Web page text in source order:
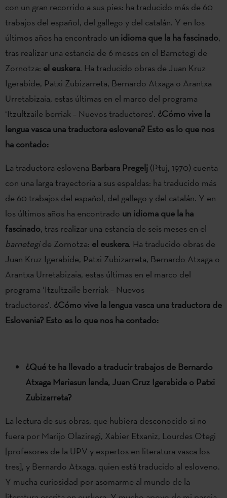
con un gran recorrido a sus pies: ha traducido más de 60
trabajos del español, del gallego y del catalán. Y en los
últimos años ha encontrado un idioma que la ha fascinado,
tras realizar una estancia de 6 meses en el Barnetegi de
Zornotza: el euskera. Ha traducido obras de Juan Kruz
Igerabide, Patxi Zubizarreta, Bernardo Atxaga o Arantxa
Urretabizaia, estas últimas en el marco del programa
‘Itzultzaile berriak – Nuevos traductores’. ¿Cómo vive la
lengua vasca una traductora eslovena? Esto es lo que nos
ha contado:
La traductora eslovena Barbara Pregelj (Ptuj, 1970) cuenta
con una larga trayectoria a sus espaldas: ha traducido más
de 60 trabajos del español, del gallego y del catalán. Y en
los últimos años ha encontrado un idioma que la ha
fascinado, tras realizar una estancia de seis meses en el
barnetegide Zornotza: el euskera. Ha traducido obras de
Juan Kruz Igerabide, Patxi Zubizarreta, Bernardo Atxaga o
Arantxa Urretabizaia, estas últimas en el marco del
programa ‘Itzultzaile berriak – Nuevos
traductores’. ¿Cómo vive la lengua vasca una traductora de
Eslovenia? Esto es lo que nos ha contado:
¿Qué te ha llevado a traducir trabajos de Bernardo
Atxaga Mariasun landa, Juan Cruz Igerabide o Patxi
Zubizarreta?
La lectura de sus obras, que hubiera desconocido si no
fuera por Marijo Olaziregi, Xabier Etxaniz, Lourdes Otegi
[profesores de la UPV y expertos en literatura vasca los
tres], y Bernardo Atxaga, quien está traducido al esloveno.
Y mucha curiosidad por asomarme al mundo de la